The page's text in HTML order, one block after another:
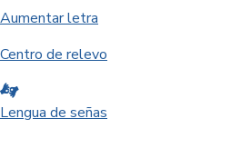
Aumentar letra
Centro de relevo
Lengua de señas